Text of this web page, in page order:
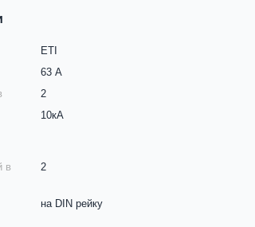
ETI
63 А
2
10кА
в
2
на DIN рейку